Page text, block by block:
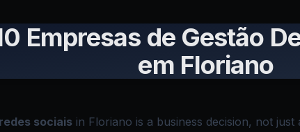
Empresas de Gestão
em Floriano
sociais in Floriano is a business decision, not